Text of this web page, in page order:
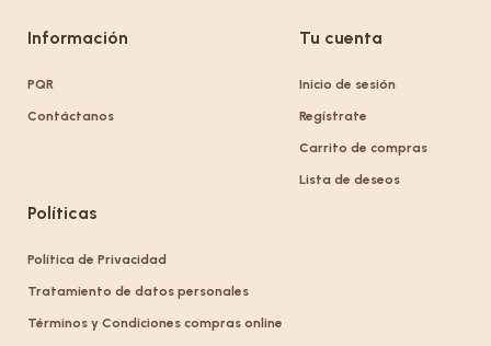
Información
PQR
Contáctanos
Tu cuenta
Inicio de sesión
Regístrate
Carrito de compras
Lista de deseos
Políticas
Política de Privacidad
Tratamiento de datos personales
Términos y Condiciones compras online